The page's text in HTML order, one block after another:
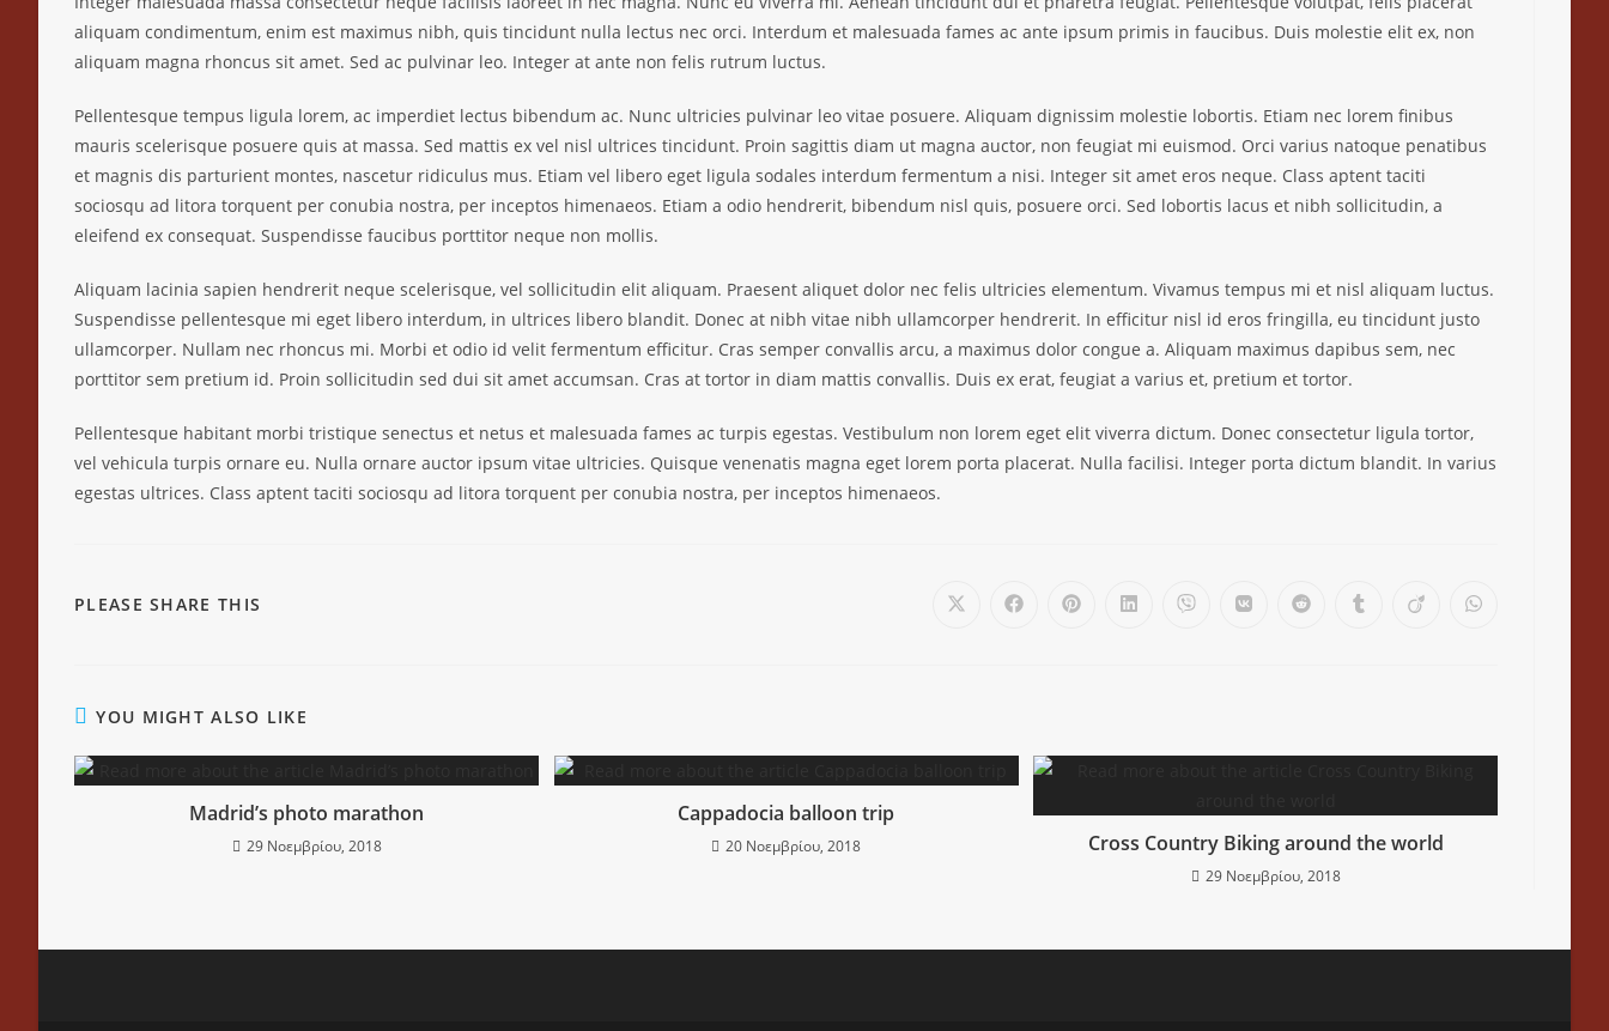
aliquam condimentum, enim est maximus nibh, quis tincidunt nulla lectus nec orci. Interdum et malesuada fames ac ante ipsum primis in faucibus. Duis molestie elit ex, non
aliquam magna rhoncus sit amet. Sed ac pulvinar leo. Integer at ante non felis rutrum luctus.
Pellentesque tempus ligula lorem, ac imperdiet lectus bibendum ac. Nunc ultricies pulvinar leo vitae posuere. Aliquam dignissim molestie lobortis. Etiam nec lorem finibus
mauris scelerisque posuere quis at massa. Sed mattis ex vel nisl ultrices tincidunt. Proin sagittis diam ut magna auctor, non feugiat mi euismod. Orci varius natoque penatibus
et magnis dis parturient montes, nascetur ridiculus mus. Etiam vel libero eget ligula sodales interdum fermentum a nisi. Integer sit amet eros neque. Class aptent taciti
sociosqu ad litora torquent per conubia nostra, per inceptos himenaeos. Etiam a odio hendrerit, bibendum nisl quis, posuere orci. Sed lobortis lacus et nibh sollicitudin, a
eleifend ex consequat. Suspendisse faucibus porttitor neque non mollis.
Aliquam lacinia sapien hendrerit neque scelerisque, vel sollicitudin elit aliquam. Praesent aliquet dolor nec felis ultricies elementum. Vivamus tempus mi et nisl aliquam luctus.
Suspendisse pellentesque mi eget libero interdum, in ultrices libero blandit. Donec at nibh vitae nibh ullamcorper hendrerit. In efficitur nisl id eros fringilla, eu tincidunt justo
ullamcorper. Nullam nec rhoncus mi. Morbi et odio id velit fermentum efficitur. Cras semper convallis arcu, a maximus dolor congue a. Aliquam maximus dapibus sem, nec
porttitor sem pretium id. Proin sollicitudin sed dui sit amet accumsan. Cras at tortor in diam mattis convallis. Duis ex erat, feugiat a varius et, pretium et tortor.
Pellentesque habitant morbi tristique senectus et netus et malesuada fames ac turpis egestas. Vestibulum non lorem eget elit viverra dictum. Donec consectetur ligula tortor,
vel vehicula turpis ornare eu. Nulla ornare auctor ipsum vitae ultricies. Quisque venenatis magna eget lorem porta placerat. Nulla facilisi. Integer porta dictum blandit. In varius
egestas ultrices. Class aptent taciti sociosqu ad litora torquent per conubia nostra, per inceptos himenaeos.
PLEASE SHARE THIS
YOU MIGHT ALSO LIKE
Madrid’s photo marathon
29 Νοεμβρίου, 2018
Cappadocia balloon trip
20 Νοεμβρίου, 2018 Cross Country Biking around the world
29 Νοεμβρίου, 2018